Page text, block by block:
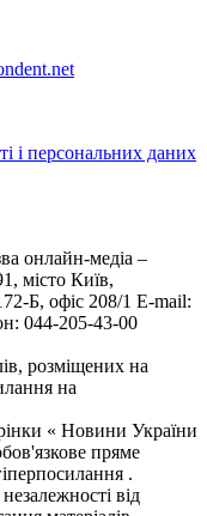
і персональних даних
онлайн-медіа –
місто Київ,
Б, офіс 208/1 E-mail:
044-205-43-00
розміщених на
на
« Новини України
пряме
.
від